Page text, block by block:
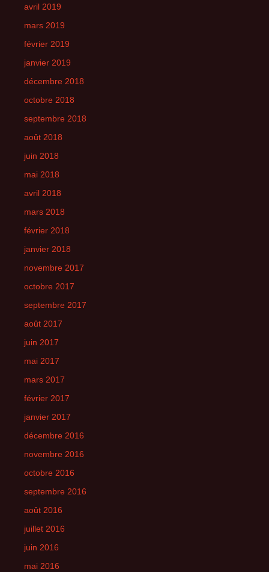
avril 2019
mars 2019
février 2019
janvier 2019
décembre 2018
octobre 2018
septembre 2018
août 2018
juin 2018
mai 2018
avril 2018
mars 2018
février 2018
janvier 2018
novembre 2017
octobre 2017
septembre 2017
août 2017
juin 2017
mai 2017
mars 2017
février 2017
janvier 2017
décembre 2016
novembre 2016
octobre 2016
septembre 2016
août 2016
juillet 2016
juin 2016
mai 2016